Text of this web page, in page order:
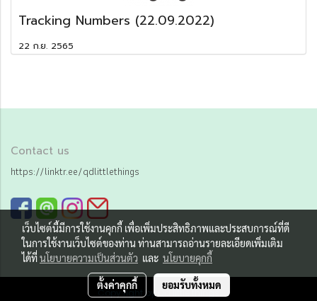
Tracking Numbers (22.09.2022)
22 ก.ย. 2565
Contact us
https://linktr.ee/qdlittlethings
Copy right by Qd little things
เว็บไซต์นี้มีการใช้งานคุกกี้ เพื่อเพิ่มประสิทธิภาพและประสบการณ์ที่ดี
ในการใช้งานเว็บไซต์ของท่าน ท่านสามารถอ่านรายละเอียดเพิ่มเติม
ได้ที่นโยบายความเป็นส่วนตัว และ นโยบายคุกกี้
ตั้งค่าคุกกี้ ยอมรับทั้งหมด